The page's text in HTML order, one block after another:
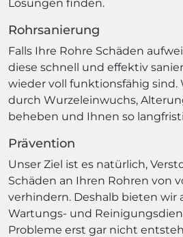
Lösungen finden.
Rohrsanierung
Falls Ihre Rohre Schäden
diese schnell und effektiv
wieder voll funktionsfähig sind.
durch Wurzeleinwuchs,
beheben und Ihnen so
Prävention
Unser Ziel ist es natürlich,
Schäden an Ihren Rohren von
verhindern. Deshalb bieten wir
Wartungs- und
Probleme erst gar nicht